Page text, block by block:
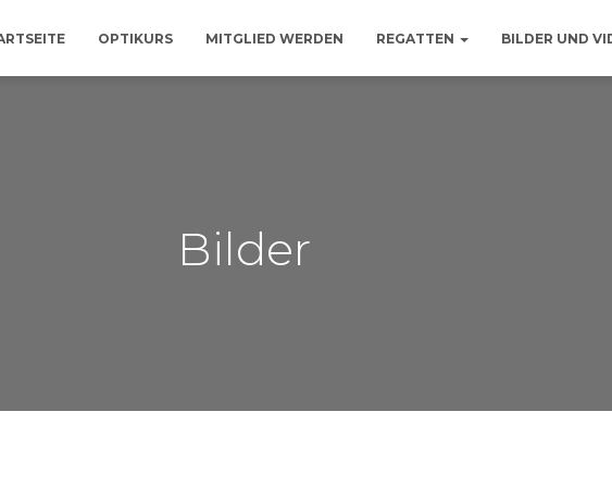
OPTIKURS MITGLIED WERDEN REGATTEN BILDER UND
Bilder